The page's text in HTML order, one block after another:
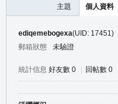
主題 個人資料
ediqemebogexa(UID: 17451)
郵箱狀態
未驗證
統計信息 好友數 0 回帖數 0